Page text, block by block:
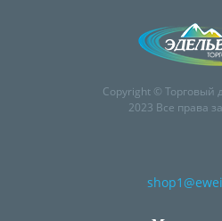
Copyright © Торговый
2023 Все права